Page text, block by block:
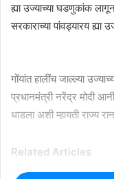
ह्या उज्याच्या घडणुकांक
सरकाराच्या पांवड्यारय ह्या
गोंयांत हालींच जाल्ल्या
प्रधानमंत्री नरेंद्र मोदी
धाडला अशी म्हायती राज्य
Related Articles